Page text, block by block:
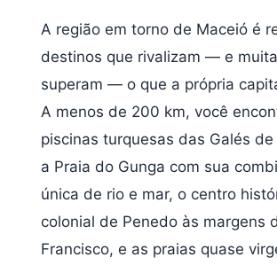
A região em torno de Maceió é
destinos que rivalizam — e
superam — o que a própria
A menos de 200 km, você
piscinas turquesas das Galés
a Praia do Gunga com sua
única de rio e mar, o centro
colonial de Penedo às margens
Francisco, e as praias quase